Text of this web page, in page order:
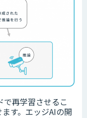
で再学習させるこ
す。エッジAIの開